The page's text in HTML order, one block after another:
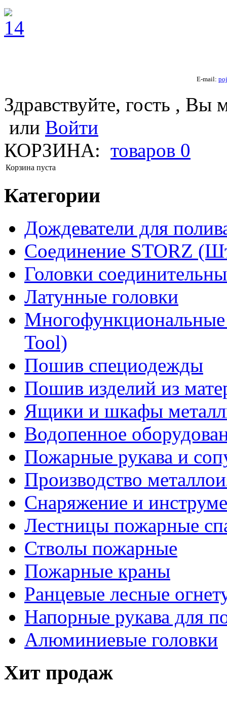
E-mail:
Здравствуйте, гость , Вы
или Войти
КОРЗИНА: товаров 0
Корзина пуста
Категории
Дождеватели для
Соединение STORZ
Головки
Латунные головки
Tool)
Пошив специодежды
Пошив изделий из
Ящики и шкафы
Водопенное
Пожарные рукава и
Производство
Снаряжение и
Лестницы пожарные
Стволы пожарные
Пожарные краны
Ранцевые лесные
Напорные рукава для
Алюминиевые головки
Хит продаж